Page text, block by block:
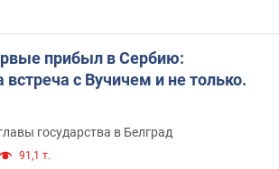
прибыл в Сербию:
встреча с Вучичем и не только.
государства в Белград
91,1 т.